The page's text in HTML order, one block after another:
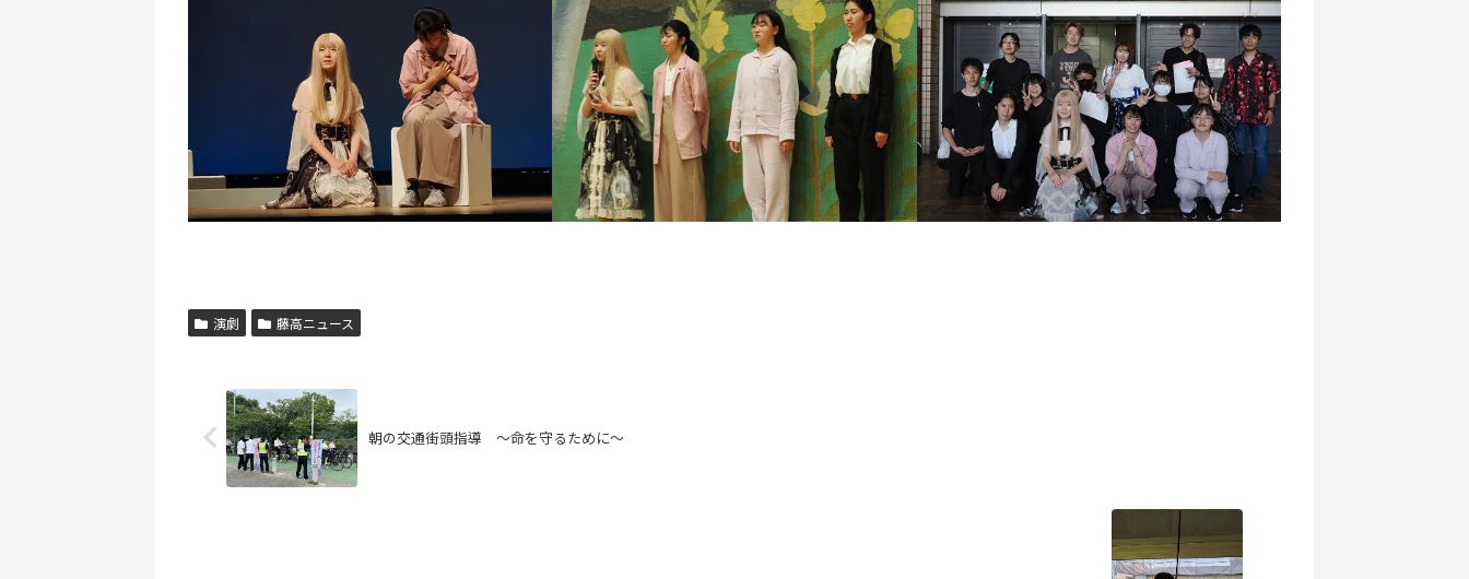
演劇 藤高ニュース
朝の交通街頭指導 ～命を守るために～